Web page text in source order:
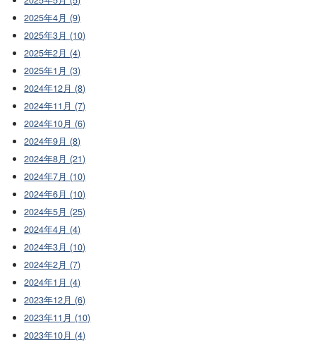
2025年4月 (9)
2025年3月 (10)
2025年2月 (4)
2025年1月 (3)
2024年12月 (8)
2024年11月 (7)
2024年10月 (6)
2024年9月 (8)
2024年8月 (21)
2024年7月 (10)
2024年6月 (10)
2024年5月 (25)
2024年4月 (4)
2024年3月 (10)
2024年2月 (7)
2024年1月 (4)
2023年12月 (6)
2023年11月 (10)
2023年10月 (4)